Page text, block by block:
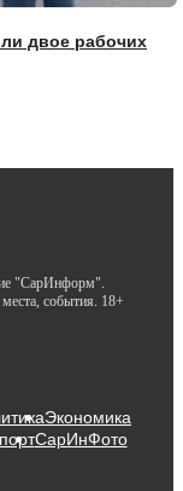
двое рабочих
"СарИнформ".
события. 18+
Экономика
СарИнФото